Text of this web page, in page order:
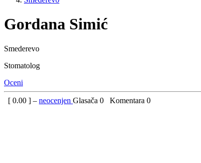
Gordana Simić
Smederevo
Stomatolog
Oceni
[ 0.00 ] – neocenjen Glasača 0 Komentara 0